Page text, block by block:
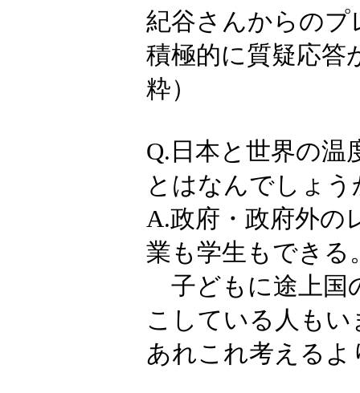
紀谷さんからのプ
積極的に質疑応答
粋）
Q.日本と世界の温
とはなんでしょう
A.政府・政府外の
業も学生もできる
子どもに途上国
こしている人もい
あれこれ考える